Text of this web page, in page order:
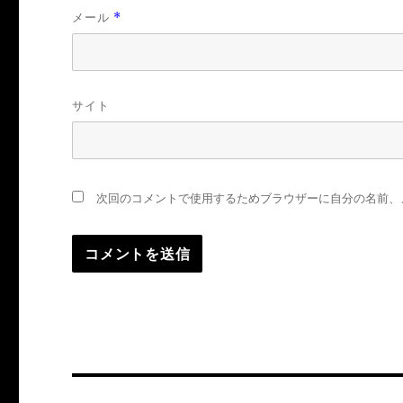
メール *
サイト
次回のコメントで使用するためブラウザーに自分の名前